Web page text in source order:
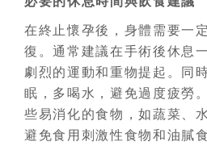
在終止懷孕後，身體需要一
復。通常建議在手術後休息
劇烈的運動和重物提起。同
眠，多喝水，避免過度疲勞
些易消化的食物，如蔬菜、
避免食用刺激性食物和油膩食